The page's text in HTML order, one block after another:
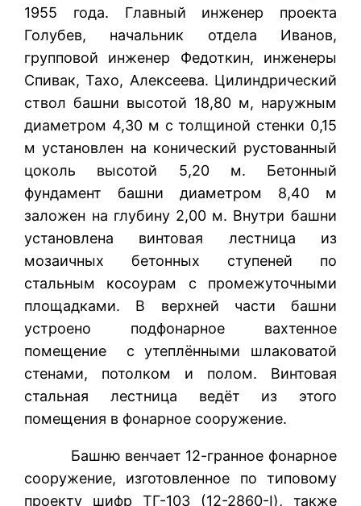
1955 года. Главный инженер проекта
Голубев, начальник отдела Иванов,
групповой инженер Федоткин, инженеры
Спивак, Тахо, Алексеева. Цилиндрический
ствол башни высотой 18,80 м, наружным
диаметром 4,30 м с толщиной стенки 0,15
м установлен на конический рустованный
цоколь высотой 5,20 м. Бетонный
фундамент башни диаметром 8,40 м
заложен на глубину 2,00 м. Внутри башни
установлена винтовая лестница из
мозаичных бетонных ступеней по
стальным косоурам с промежуточными
площадками. В верхней части башни
устроено подфонарное вахтенное
помещение с утеплёнными шлаковатой
стенами, потолком и полом. Винтовая
стальная лестница ведёт из этого
помещения в фонарное сооружение.
Башню венчает 12-гранное фонарное
сооружение, изготовленное по типовому
проекту шифр ТГ-103 (12-2860-I), также